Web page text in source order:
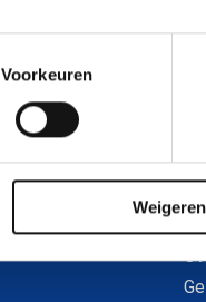
Voorkeuren
Weigeren